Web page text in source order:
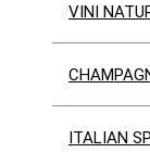
VINI
ITALIAN